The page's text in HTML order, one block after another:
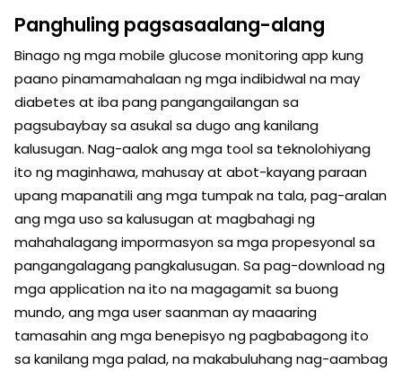
Panghuling pagsasaalang-alang
Binago ng mga mobile glucose monitoring app kung
paano pinamamahalaan ng mga indibidwal na may
diabetes at iba pang pangangailangan sa
pagsubaybay sa asukal sa dugo ang kanilang
kalusugan. Nag-aalok ang mga tool sa teknolohiyang
ito ng maginhawa, mahusay at abot-kayang paraan
upang mapanatili ang mga tumpak na tala, pag-aralan
ang mga uso sa kalusugan at magbahagi ng
mahahalagang impormasyon sa mga propesyonal sa
pangangalagang pangkalusugan. Sa pag-download ng
mga application na ito na magagamit sa buong
mundo, ang mga user saanman ay maaaring
tamasahin ang mga benepisyo ng pagbabagong ito
sa kanilang mga palad, na makabuluhang nag-aambag